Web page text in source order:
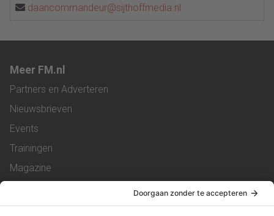
daancommandeur@sijthoffmedia.nl
Meer FM.nl
Partners en Adverteren
Nieuwsbrieven
Events
Trainingen
Magazine
Service & Contact